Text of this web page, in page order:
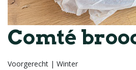
Comté
Voorgerecht | Winter